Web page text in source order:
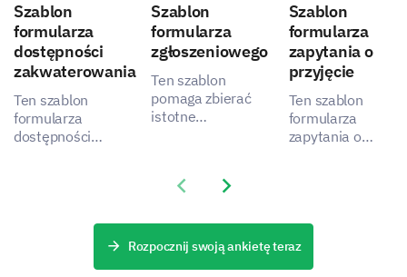
Szablon
formularza
dostępności
zakwaterowania
Ten szablon
formularza
dostępności
potrzeby Twoich
ujawniając, jak
Szablon
formularza
zgłoszeniowego
Ten szablon
pomaga zbierać
istotne
procesu
rozwiązując
problemy
Szablon
formularza
zapytania o
przyjęcie
Ten szablon
formularza
zapytania o
dotyczących
doświadczeń
kandydatów, co
Previous slide
Next slide
Rozpocznij swoją ankietę teraz